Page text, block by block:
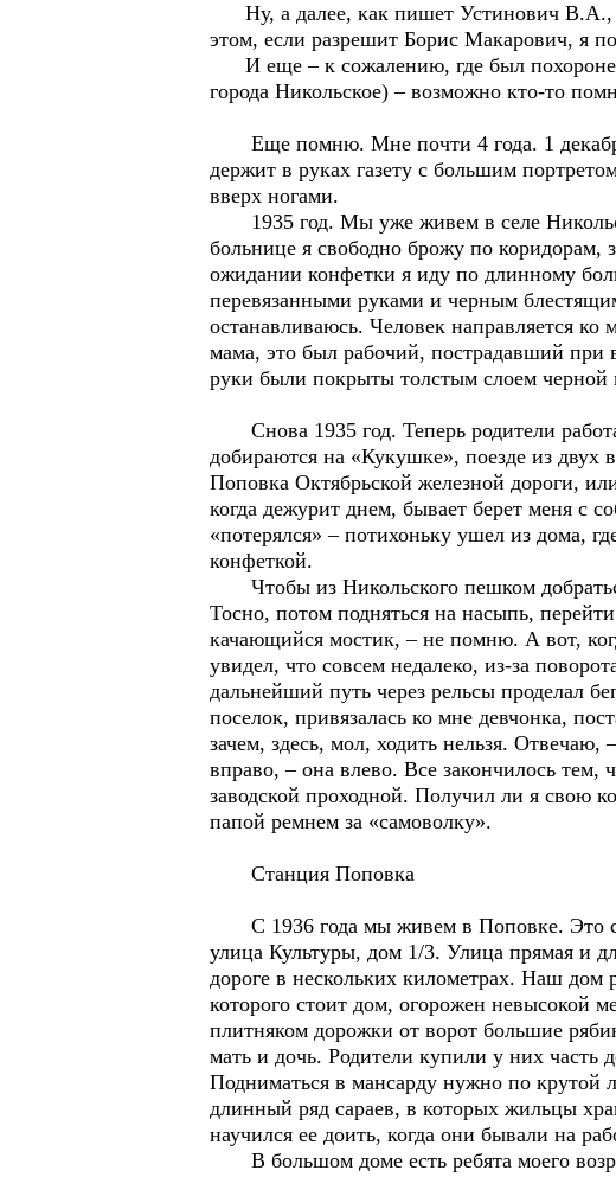
Ну, а далее, как пишет Устинович В.А.,
этом, если разрешит Борис Макарович, я
И еще – к сожалению, где был
города Никольское) – возможно кто-то
Еще помню. Мне почти 4 года. 1
держит в руках газету с большим
вверх ногами.
1935 год. Мы уже живем в селе
больнице я свободно брожу по коридорам,
ожидании конфетки я иду по длинному
перевязанными руками и черным
останавливаюсь. Человек направляется ко
мама, это был рабочий, пострадавший при
руки были покрыты толстым слоем черной
Снова 1935 год. Теперь родители
добираются на «Кукушке», поезде из
Поповка Октябрьской железной дороги,
когда дежурит днем, бывает берет меня с
«потерялся» – потихоньку ушел из дома,
конфеткой.
Чтобы из Никольского пешком
Тосно, потом подняться на насыпь,
качающийся мостик, – не помню. А вот,
увидел, что совсем недалеко, из-за
дальнейший путь через рельсы проделал
поселок, привязалась ко мне девчонка,
зачем, здесь, мол, ходить нельзя.
вправо, – она влево. Все закончилось тем,
заводской проходной. Получил ли я свою
папой ремнем за «самоволку».
Станция Поповка
С 1936 года мы живем в Поповке. Это
улица Культуры, дом 1/3. Улица прямая и
дороге в нескольких километрах. Наш дом
которого стоит дом, огорожен невысокой
плитняком дорожки от ворот большие
мать и дочь. Родители купили у них
Подниматься в мансарду нужно по крутой
длинный ряд сараев, в которых жильцы
научился ее доить, когда они бывали на
В большом доме есть ребята моего